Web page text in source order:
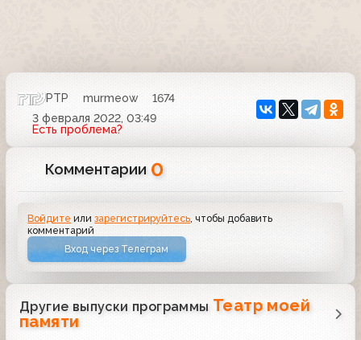
РТР murmeow
1674
3 февраля 2022, 03:49
Есть проблема?
Комментарии 0
Войдите илизарегистрируйтесь , чтобы добавить
комментарий
Вход через Телеграм
Другие выпуски программы Театр моей
памяти